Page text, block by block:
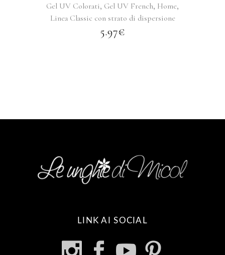
scelte
nella
pagina
Gel UV Colorati, Gel UV French, Home,
Linea Classic con strato di dispersione
5.97€
LINK AI SOCIAL